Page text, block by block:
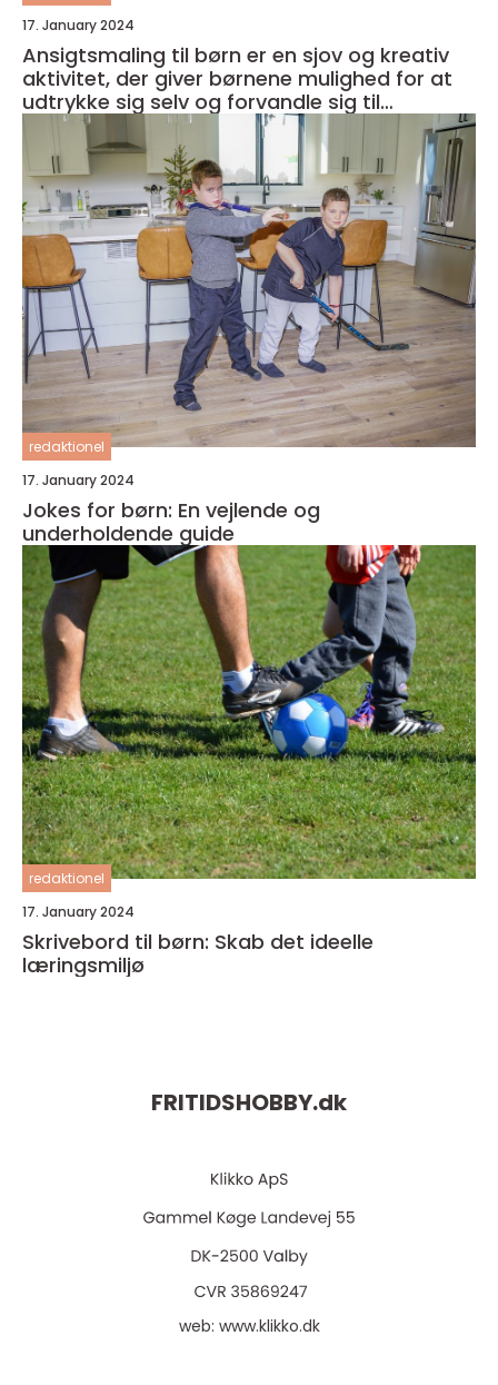
17. January 2024
Ansigtsmaling til børn er en sjov og kreativ
aktivitet, der giver børnene mulighed for at
udtrykke sig selv og forvandle sig til
fantasifulde væsner
redaktionel
17. January 2024
Jokes for børn: En vejlende og
underholdende guide
redaktionel
17. January 2024
Skrivebord til børn: Skab det ideelle
læringsmiljø
FRITIDSHOBBY.dk
web: www.klikko.dk